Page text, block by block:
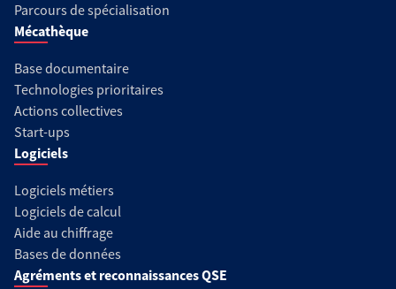
Parcours de spécialisation
Mécathèque
Base documentaire
Technologies prioritaires
Actions collectives
Start-ups
Logiciels
Logiciels métiers
Logiciels de calcul
Aide au chiffrage
Bases de données
Agréments et reconnaissances QSE